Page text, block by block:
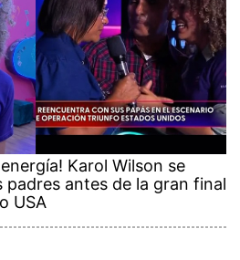
Karol Wilson se
padres antes de la gran final
USA